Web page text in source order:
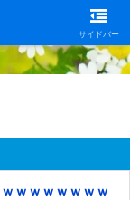
サイドバー
ｗｗｗｗｗｗｗ